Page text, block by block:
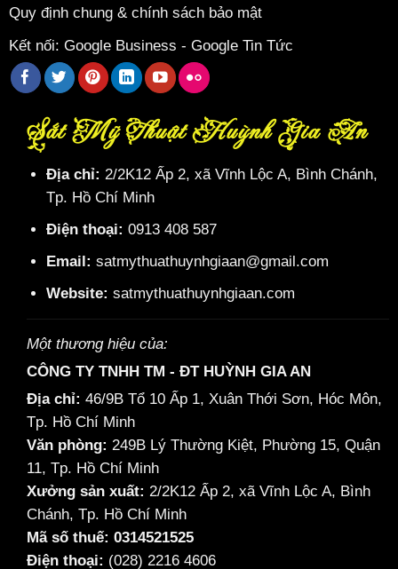
Quy định chung & chính sách bảo mật
Kết nối: Google Business - Google Tin Tức
Sắt Mỹ Thuật Huỳnh Gia An
Địa chỉ: 2/2K12 Ấp 2, xã Vĩnh Lộc A, Bình Chánh,
Tp. Hồ Chí Minh
Điện thoại: 0913 408 587
Email: satmythuathuynhgiaan@gmail.com
Website: satmythuathuynhgiaan.com
Một thương hiệu của:
CÔNG TY TNHH TM - ĐT HUỲNH GIA AN
Địa chỉ: 46/9B Tổ 10 Ấp 1, Xuân Thới Sơn, Hóc Môn,
Tp. Hồ Chí Minh
Văn phòng: 249B Lý Thường Kiệt, Phường 15, Quận
11, Tp. Hồ Chí Minh
Xưởng sản xuất: 2/2K12 Ấp 2, xã Vĩnh Lộc A, Bình
Chánh, Tp. Hồ Chí Minh
Mã số thuế: 0314521525
Điện thoại: (028) 2216 4606